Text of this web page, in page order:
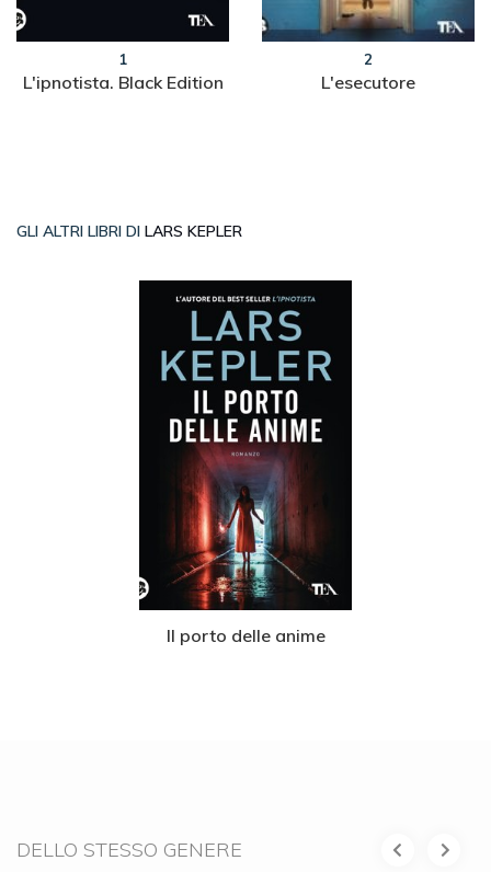
1
L'ipnotista. Black Edition
2
L'esecutore
GLI ALTRI LIBRI DI LARS KEPLER
Il porto delle anime
DELLO STESSO GENERE